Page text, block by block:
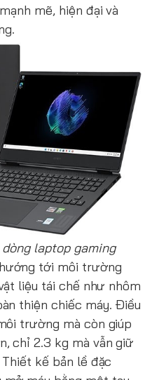
mẽ, hiện đại và
laptop gaming
tới môi trường
liệu tái chế như nhôm
thiện chiếc máy. Điều
trường mà còn giúp
chỉ 2.3 kg mà vẫn giữ
kế bản lề đặc